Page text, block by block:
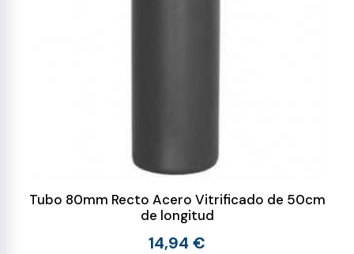
Tubo 80mm Recto Acero Vitrificado de 50cm
de longitud
14,94 €